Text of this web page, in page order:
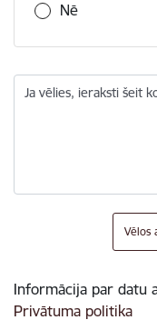
Nē
Ja vēlies, ieraksti šeit
Vēlos
Informācija par datu
Privātuma politika